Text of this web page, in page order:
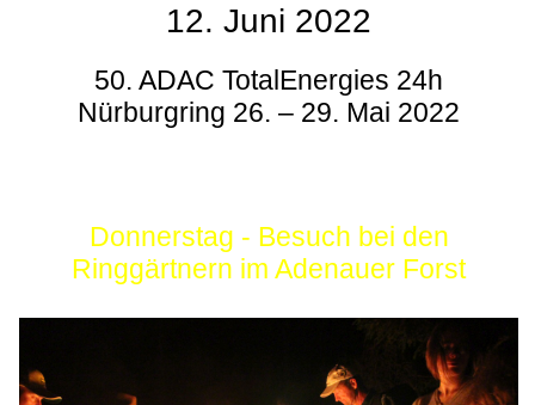
12. Juni 2022
50. ADAC TotalEnergies 24h
Nürburgring 26. – 29. Mai 2022
Donnerstag - Besuch bei den
Ringgärtnern im Adenauer Forst